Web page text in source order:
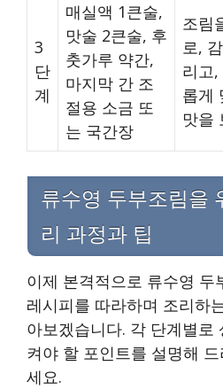
3
단
계
매실액 1큰술,
맛술 2큰술, 후
춧가루 약간,
마지막 간 조
절용 소금 또
는 국간장
조림
로,
리고
롭게
맛을
류수영 두부조림을
리 과정과 팁
이제 본격적으로 류수영 두
레시피를 따라하며 조리하
아보겠습니다. 각 단계별로
켜야 할 포인트를 설명해
세요.